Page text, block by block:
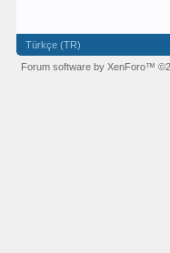
Türkçe (TR)
Forum software by XenForo™